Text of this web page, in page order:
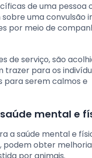
de uma pessoa
uma convulsão
por meio de
de serviço, são
trazer para os
serem calmos e
mental e
a saúde mental e
podem obter